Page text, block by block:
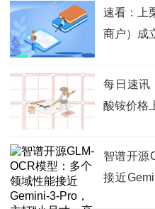
速看：上
商户）成
每日速讯
酸铵价格
智谱开源
接近